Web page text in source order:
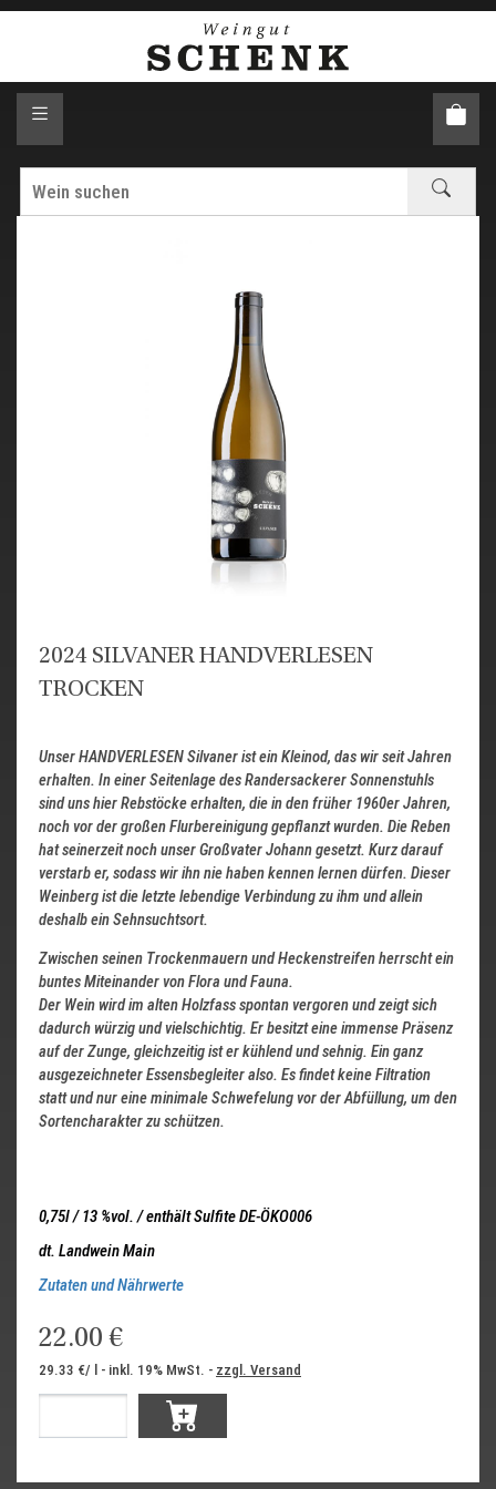
2024 SILVANER HANDVERLESEN
TROCKEN
Unser HANDVERLESEN Silvaner ist ein Kleinod, das wir seit Jahren
erhalten. In einer Seitenlage des Randersackerer Sonnenstuhls
sind uns hier Rebstöcke erhalten, die in den früher 1960er Jahren,
noch vor der großen Flurbereinigung gepflanzt wurden. Die Reben
hat seinerzeit noch unser Großvater Johann gesetzt. Kurz darauf
verstarb er, sodass wir ihn nie haben kennen lernen dürfen. Dieser
Weinberg ist die letzte lebendige Verbindung zu ihm und allein
deshalb ein Sehnsuchtsort.
Zwischen seinen Trockenmauern und Heckenstreifen herrscht ein
buntes Miteinander von Flora und Fauna.
Der Wein wird im alten Holzfass spontan vergoren und zeigt sich
dadurch würzig und vielschichtig. Er besitzt eine immense Präsenz
auf der Zunge, gleichzeitig ist er kühlend und sehnig. Ein ganz
ausgezeichneter Essensbegleiter also. Es findet keine Filtration
statt und nur eine minimale Schwefelung vor der Abfüllung, um den
Sortencharakter zu schützen.
0,75l / 13 %vol. / enthält Sulfite DE-ÖKO006
dt. Landwein Main
Zutaten und Nährwerte
22.00 €
29.33 €/ l - inkl. 19% MwSt. - zzgl. Versand